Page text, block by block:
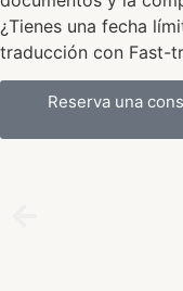
¿Tienes una fecha
traducción con Fast-
Reserva una